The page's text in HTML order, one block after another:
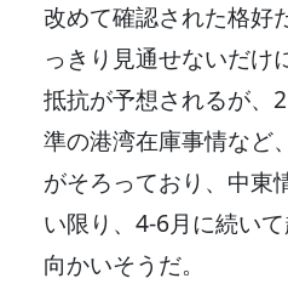
改めて確認された格好
っきり見通せないだけ
抵抗が予想されるが、
準の港湾在庫事情など
がそろっており、中東
い限り、4‐6月に続い
向かいそうだ。